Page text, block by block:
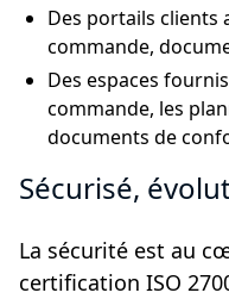
Des portails clients
commande,
Des espaces
commande, les
documents de
Sécurisé,
La sécurité est au
certification ISO